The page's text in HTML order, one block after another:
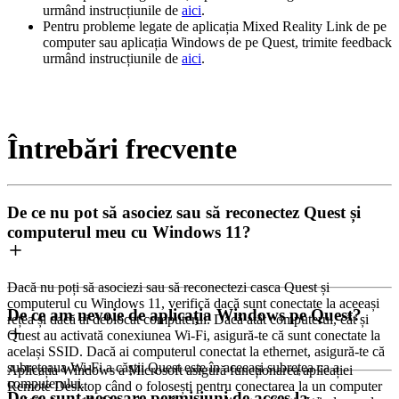
urmând instrucțiunile de aici.
Pentru probleme legate de aplicația Mixed Reality Link de pe
computer sau aplicația Windows de pe Quest, trimite feedback
urmând instrucțiunile de aici.
Întrebări frecvente
De ce nu pot să asociez sau să reconectez Quest și
computerul meu cu Windows 11?
Dacă nu poți să asociezi sau să reconectezi casca Quest și
computerul cu Windows 11, verifică dacă sunt conectate la aceeași
rețea și dacă ai deblocat computerul. Dacă atât computerul, cât și
Quest au activată conexiunea Wi-Fi, asigură-te că sunt conectate la
același SSID. Dacă ai computerul conectat la ethernet, asigură-te că
subrețeaua Wi-Fi a căștii Quest este în aceeași subrețea ca a
computerului.
De ce am nevoie de aplicația Windows pe Quest?
Aplicația Windows a Microsoft asigură funcționarea aplicației
Remote Desktop când o folosești pentru conectarea la un computer